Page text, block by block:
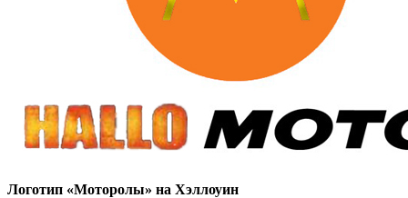
Логотип «Моторолы» на Хэллоуин